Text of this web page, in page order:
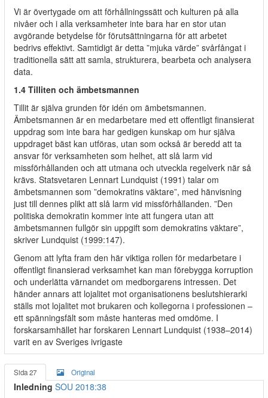
Vi är övertygade om att förhållningssätt och kulturen på alla
nivåer och i alla verksamheter inte bara har en stor utan
avgörande betydelse för förutsättningarna för att arbetet
bedrivs effektivt. Samtidigt är detta ”mjuka värde” svårfångat i
traditionella sätt att samla, strukturera, bearbeta och analysera
data.
1.4 Tilliten och ämbetsmannen
Tillit är själva grunden för idén om ämbetsmannen.
Ämbetsmannen är en medarbetare med ett offentligt finansierat
uppdrag som inte bara har gedigen kunskap om hur själva
uppdraget bäst kan utföras, utan som också är beredd att ta
ansvar för verksamheten som helhet, att slå larm vid
missförhållanden och att utmana och utveckla regelverk när så
krävs. Statsvetaren Lennart Lundquist (1991) talar om
ämbetsmannen som ”demokratins väktare”, med hänvisning
just till dennes plikt att slå larm vid missförhållanden. ”Den
politiska demokratin kommer inte att fungera utan att
ämbetsmannen fullgör sin uppgift som demokratins väktare”,
skriver Lundquist (1999:147).
Genom att lyfta fram den här viktiga rollen för medarbetare i
offentligt finansierad verksamhet kan man förebygga korruption
och underlätta värnandet om medborgarens intressen. Det
händer annars att lojalitet mot organisationens beslutshierarki
ställs mot lojalitet mot brukaren och kollegorna i professionen –
ett spänningsfält som måste hanteras med omdöme. I
forskarsamhället har forskaren Lennart Lundquist (1938–2014)
varit en av Sveriges ivrigaste
Sida 27 Original
Inledning SOU 2018:38